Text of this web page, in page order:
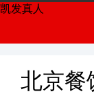
凯发真人
北京餐